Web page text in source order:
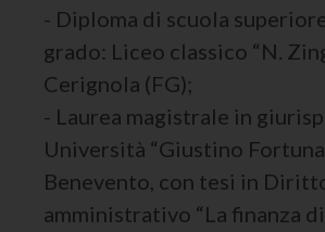
- Diploma di scuola
grado: Liceo classico “N.
Cerignola (FG);
- Laurea magistrale in
Università “Giustino
Benevento, con tesi in
amministrativo “La finanza